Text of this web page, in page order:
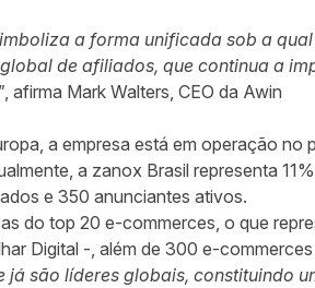
a forma unificada sob a
de afiliados, que continua a
, afirma Mark Walters, CEO da Awin
a empresa está em operação no
a zanox Brasil representa
e 350 anunciantes ativos.
do top 20 e-commerces, o que
Digital -, além de 300 e-
já são líderes globais, constituindo